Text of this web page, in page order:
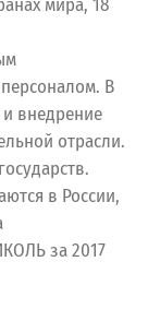
мира, 18
В
и внедрение
отрасли.
в России,
за 2017